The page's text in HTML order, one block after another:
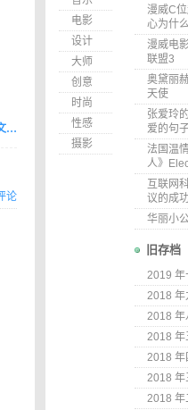
…
论
电影
设计
大师
创意
时尚
性感
摄影
漫威C
心为什
漫威电
联盟3
奥黛丽
天使
张爱玲
爱的句
法国温
人》
互联网
议的成
华丽小
旧存档
2019 年
2018 年
2018 年
2018 年
2018 年
2018 年
2018 年